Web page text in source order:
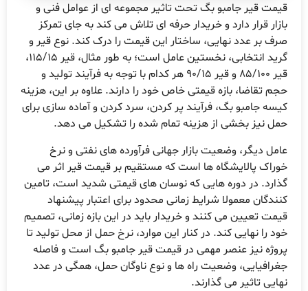
قیر جامبو بگ تحت تاثیر مجموعه ای از عوامل فنی و
قرار دارد و خریدار حرفه ای تلاش می کند به جای تمرکز
بر عدد نهایی، ساختار این قیمت را درک کند. نوع قیر و
گرید انتخابی، نخستین عامل است؛ به طور مثال، قیر 115/15،
قیر 85/100 و قیر 90/15 هر کدام با توجه به فرآیند تولید و
تقاضا، بازه قیمتی خاص خود را دارند. علاوه بر این، هزینه
جامبو بگ، فرآیند پر کردن، سرد کردن و آماده سازی برای
نیز بخشی از هزینه تمام شده را تشکیل می دهد.
دیگر، وضعیت بازار جهانی فرآورده های نفتی و نرخ
پالایشگاه ها است که مستقیم بر قیمت قیر اثر می
در دوره هایی که نوسان های قیمتی شدید است، تامین
معمولا شرایط زمانی محدود برای اعتبار پیشنهاد
تعیین می کنند و خریدار باید در این بازه زمانی، تصمیم
را نهایی کند. در کنار این موارد، نرخ حمل از محل تولید تا
نیز عنصر مهمی در قیمت قیر جامبو بگ است و فاصله
وضعیت راه ها و نوع ناوگان حمل، همگی در عدد
تاثیر می گذارند.